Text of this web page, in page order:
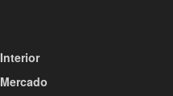
Interior
Mercado